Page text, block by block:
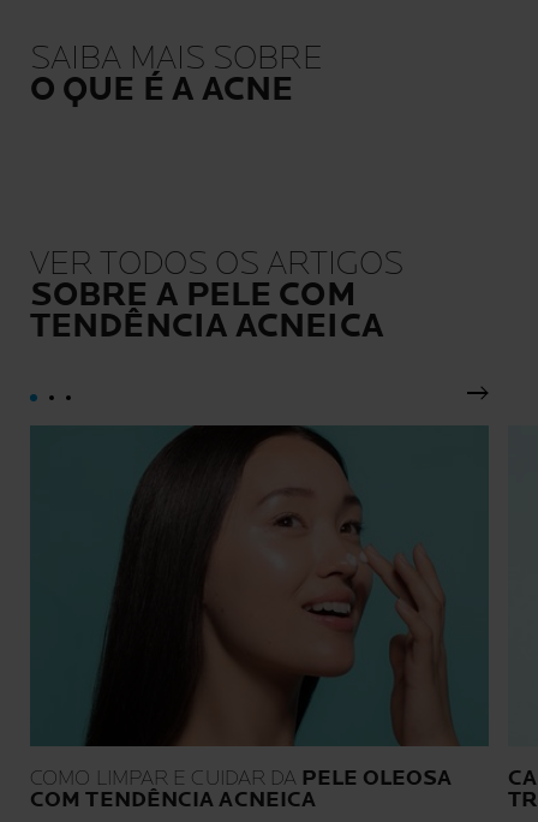
propensas ao acne, atópicas,
danificadas ou fragilizadas
por tratamentos
para preservar a tolerância e
a eficácia ao longo do
tempo.
SAIBA MAIS SOBRE
O QUE É A ACNE
VER TODOS OS ARTIGOS
SOBRE A PELE COM
TENDÊNCIA ACNEICA
Painel
COMO LIMPAR E CUIDAR DA PELE OLEOSA
COM TENDÊNCIA ACNEICA